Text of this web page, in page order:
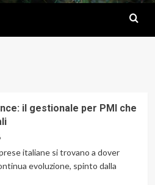
il gestionale per PMI che
italiane si trovano a dover
evoluzione, spinto dalla